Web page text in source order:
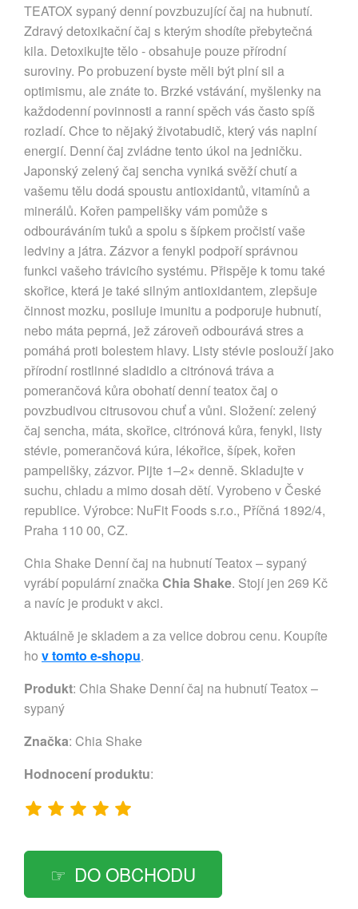
TEATOX sypaný denní povzbuzující čaj na hubnutí.
Zdravý detoxikační čaj s kterým shodíte přebytečná
kila. Detoxikujte tělo - obsahuje pouze přírodní
suroviny. Po probuzení byste měli být plní sil a
optimismu, ale znáte to. Brzké vstávání, myšlenky na
každodenní povinnosti a ranní spěch vás často spíš
rozladí. Chce to nějaký životabudič, který vás naplní
energií. Denní čaj zvládne tento úkol na jedničku.
Japonský zelený čaj sencha vyniká svěží chutí a
vašemu tělu dodá spoustu antioxidantů, vitamínů a
minerálů. Kořen pampelišky vám pomůže s
odbouráváním tuků a spolu s šípkem pročistí vaše
ledviny a játra. Zázvor a fenykl podpoří správnou
funkci vašeho trávicího systému. Přispěje k tomu také
skořice, která je také silným antioxidantem, zlepšuje
činnost mozku, posiluje imunitu a podporuje hubnutí,
nebo máta peprná, jež zároveň odbourává stres a
pomáhá proti bolestem hlavy. Listy stévie poslouží jako
přírodní rostlinné sladidlo a citrónová tráva a
pomerančová kůra obohatí denní teatox čaj o
povzbudivou citrusovou chuť a vůni. Složení: zelený
čaj sencha, máta, skořice, citrónová kůra, fenykl, listy
stévie, pomerančová kúra, lékořice, šípek, kořen
pampelišky, zázvor. Pijte 1–2× denně. Skladujte v
suchu, chladu a mimo dosah dětí. Vyrobeno v České
republice. Výrobce: NuFit Foods s.r.o., Příčná 1892/4,
Praha 110 00, CZ.
Chia Shake Denní čaj na hubnutí Teatox – sypaný
vyrábí populární značkaChia Shake. Stojí jen 269 Kč
a navíc je produkt v akci.
Aktuálně je skladem a za velice dobrou cenu. Koupíte
ho v tomto e-shopu.
Produkt: Chia Shake Denní čaj na hubnutí Teatox –
sypaný
Značka: Chia Shake
Hodnocení produktu:
DO OBCHODU